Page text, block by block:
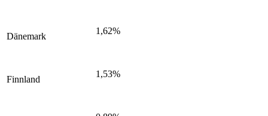
Dänemark
1,62%
Finnland
1,53%